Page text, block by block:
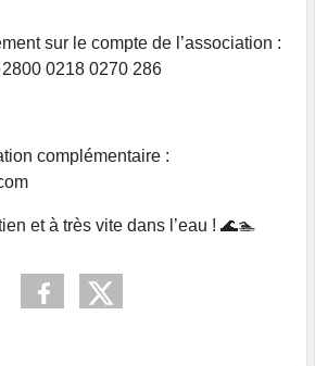
sur le compte de l’association :
0218 0270 286
complémentaire :
et à très vite dans l’eau ! 🌊🏊